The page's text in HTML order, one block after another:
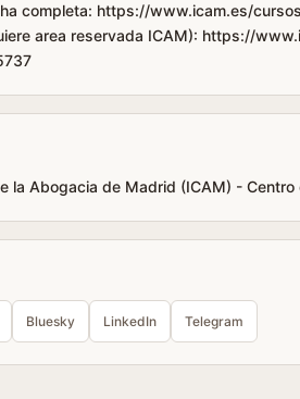
completa: https://www.icam.es/
area reservada ICAM): https://
la Abogacia de Madrid (ICAM) - Centro
Bluesky LinkedIn Telegram